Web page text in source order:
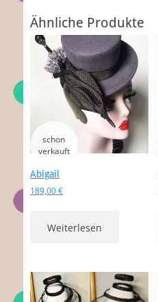
Ähnliche Produkte
Abigail
189,00€
Weiterlesen